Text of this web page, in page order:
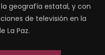
geografía estatal, y con
de televisión en la
La Paz.